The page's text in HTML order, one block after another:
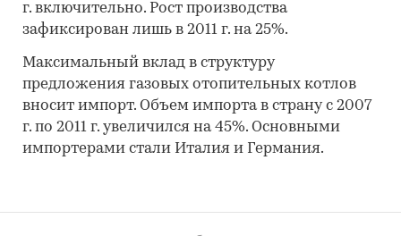
г. включительно. Рост производства
зафиксирован лишь в 2011 г. на 25%.
Максимальный вклад в структуру
предложения газовых отопительных котлов
вносит импорт. Объем импорта в страну с 2007
г. по 2011 г. увеличился на 45%. Основными
импортерами стали Италия и Германия.